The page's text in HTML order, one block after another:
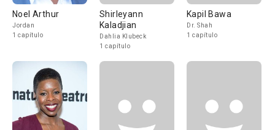
Noel Arthur
Jordan
1 capítulo
Shirleyann
Kaladjian
Dahlia Klubeck
1 capítulo
Kapil Bawa
Dr. Shah
1 capítulo